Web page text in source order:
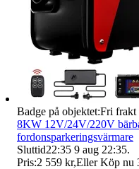
Badge på objektet:Fri frakt
8KW 12V/24V/220V
fordonsparkeringsvärmare
Sluttid22:35 9 aug 22:35.
Pris:2 559 kr,Eller Köp nu